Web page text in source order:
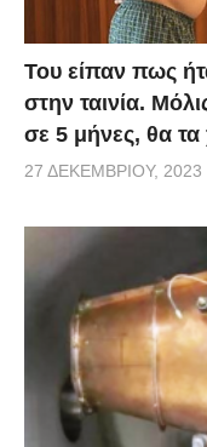
για πρώτη φορά
βίντεο.
Του είπαν πως
στην ταινία.
σε 5 μήνες, θα τα
27 ΔΕΚΕΜΒΡΊΟΥ, 2023